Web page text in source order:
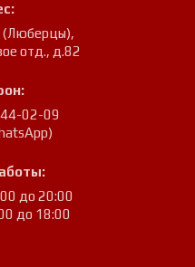
(Люберцы),
отд., д.82
02-09
до 20:00
до 18:00